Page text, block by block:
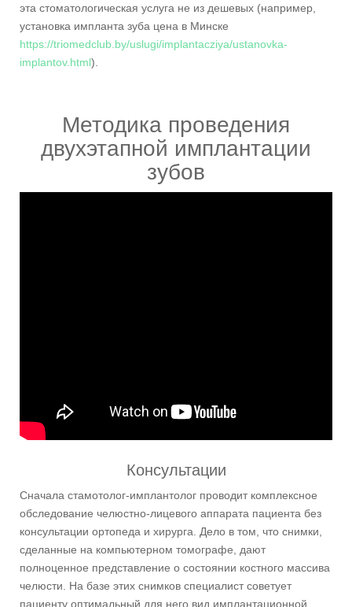
эта стоматологическая услуга не из дешевых (например,
установка импланта зуба цена в Минске
https://triomedclub.by/uslugi/implantacziya/ustanovka-
implantov.html).
Методика проведения
двухэтапной имплантации
зубов
Консультации
Сначала стамотолог-имплантолог проводит комплексное
обследование челюстно-лицевого аппарата пациента без
консультации ортопеда и хирурга. Дело в том, что снимки,
сделанные на компьютерном томографе, дают
полноценное представление о состоянии костного массива
челюсти. На базе этих снимков специалист советует
пациенту оптимальный для него вид имплантационной